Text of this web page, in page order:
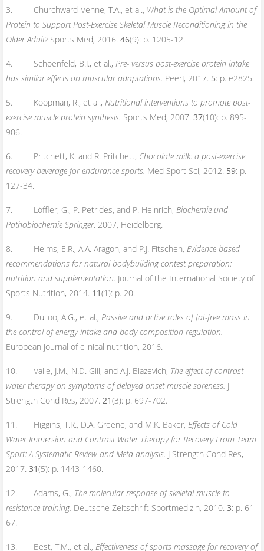
3. Churchward-Venne, T.A., et al., What is the Optimal Amount of
Protein to Support Post-Exercise Skeletal Muscle Reconditioning in the
Older Adult?Sports Med, 2016. 46(9): p. 1205-12.
4. Schoenfeld, B.J., et al., Pre- versus post-exercise protein intake
has similar effects on muscular adaptations. PeerJ, 2017. 5: p. e2825.
5. Koopman, R., et al., Nutritional interventions to promote post-
exercise muscle protein synthesis. Sports Med, 2007. 37(10): p. 895-
906.
6. Pritchett, K. and R. Pritchett, Chocolate milk: a post-exercise
recovery beverage for endurance sports. Med Sport Sci, 2012. 59: p.
127-34.
7. Löffler, G., P. Petrides, and P. Heinrich, Biochemie und
Pathobiochemie Springer. 2007, Heidelberg.
8. Helms, E.R., A.A. Aragon, and P.J. Fitschen, Evidence-based
recommendations for natural bodybuilding contest preparation:
nutrition and supplementation. Journal of the International Society of
Sports Nutrition, 2014. 11(1): p. 20.
9. Dulloo, A.G., et al., Passive and active roles of fat-free mass in
the control of energy intake and body composition regulation.
European journal of clinical nutrition, 2016.
10. Vaile, J.M., N.D. Gill, and A.J. Blazevich, The effect of contrast
water therapy on symptoms of delayed onset muscle soreness. J
Strength Cond Res, 2007. 21(3): p. 697-702.
11. Higgins, T.R., D.A. Greene, and M.K. Baker, Effects of Cold
Water Immersion and Contrast Water Therapy for Recovery From Team
Sport: A Systematic Review and Meta-analysis. J Strength Cond Res,
2017. 31(5): p. 1443-1460.
12. Adams, G., The molecular response of skeletal muscle to
resistance training. Deutsche Zeitschrift Sportmedizin, 2010. 3: p. 61-
67.
13. Best, T.M., et al., Effectiveness of sports massage for recovery of